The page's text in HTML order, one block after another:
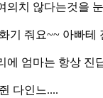
의치 않다는것을
기 줘요~~ 아빠테
에 엄마는 항상 진
다인느....